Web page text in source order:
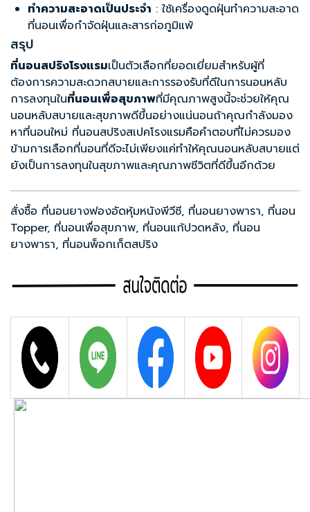
ทำความสะอาดเป็นประจำ : ใช้เครื่องดูดฝุ่นทำความสะอาด
ที่นอนเพื่อกำจัดฝุ่นและสารก่อภูมิแพ้
สรุป
ที่นอนสปริงโรงแรมเป็นตัวเลือกที่ยอดเยี่ยมสำหรับผู้ที่
ต้องการความสะดวกสบายและการรองรับที่ดีในการนอนหลับ
การลงทุนในที่นอนเพื่อสุขภาพที่มีคุณภาพสูงนี้จะช่วยให้คุณ
นอนหลับสบายและสุขภาพดีขึ้นอย่างแน่นอนถ้าคุณกำลังมอง
หาที่นอนใหม่ ที่นอนสปริงสเปคโรงแรมคือคำตอบที่ไม่ควรมอง
ข้ามการเลือกที่นอนที่ดีจะไม่เพียงแค่ทำให้คุณนอนหลับสบายแต่
ยังเป็นการลงทุนในสุขภาพและคุณภาพชีวิตที่ดีขึ้นอีกด้วย
สั่งซื้อ ที่นอนยางฟองอัดหุ้มหนังพีวีซี, ที่นอนยางพารา, ที่นอน
Topper, ที่นอนเพื่อสุขภาพ, ที่นอนแก้ปวดหลัง, ที่นอน
ยางพารา, ที่นอนพ็อกเก็ตสปริง